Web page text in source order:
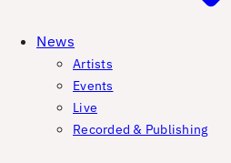
News
Artists
Events
Live
Recorded & Publishing